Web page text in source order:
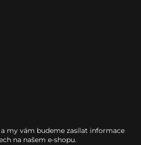
my vám budeme zasílat informace
na našem e-shopu.